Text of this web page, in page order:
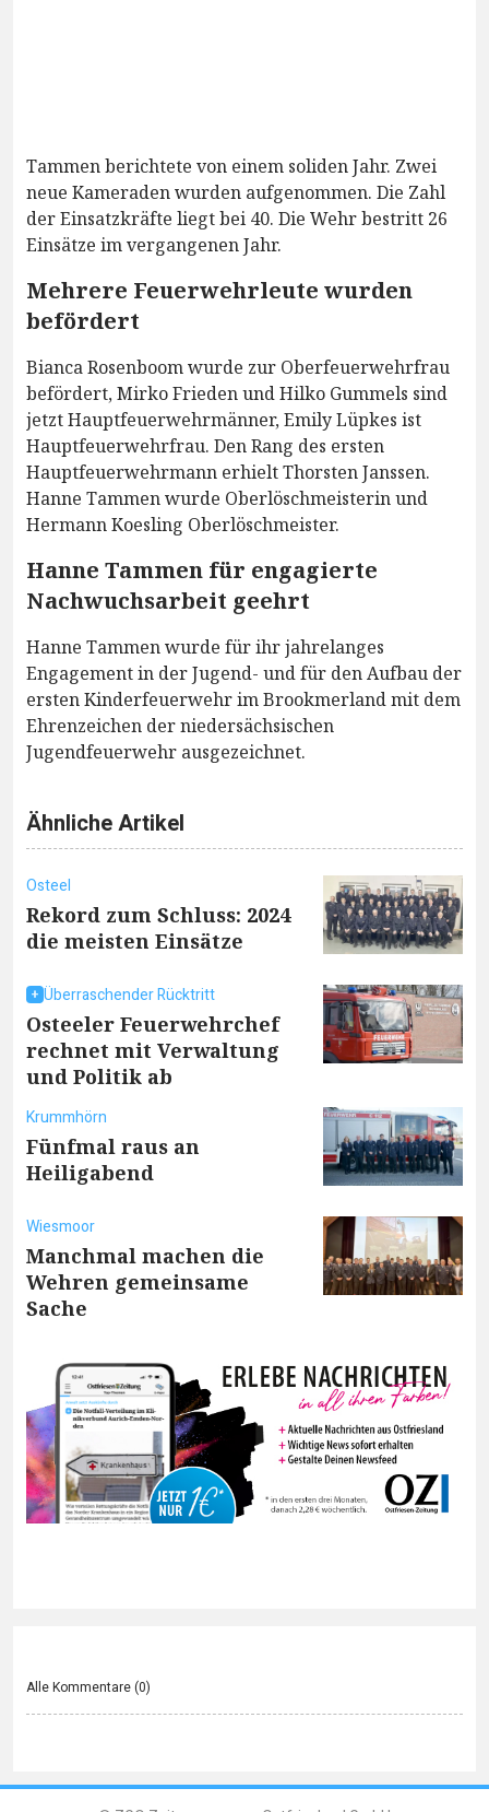
Tammen berichtete von einem soliden Jahr. Zwei
neue Kameraden wurden aufgenommen. Die Zahl
der Einsatzkräfte liegt bei 40. Die Wehr bestritt 26
Einsätze im vergangenen Jahr.
Mehrere Feuerwehrleute wurden
befördert
Bianca Rosenboom wurde zur Oberfeuerwehrfrau
befördert, Mirko Frieden und Hilko Gummels sind
jetzt Hauptfeuerwehrmänner, Emily Lüpkes ist
Hauptfeuerwehrfrau. Den Rang des ersten
Hauptfeuerwehrmann erhielt Thorsten Janssen.
Hanne Tammen wurde Oberlöschmeisterin und
Hermann Koesling Oberlöschmeister.
Hanne Tammen für engagierte
Nachwuchsarbeit geehrt
Hanne Tammen wurde für ihr jahrelanges
Engagement in der Jugend- und für den Aufbau der
ersten Kinderfeuerwehr im Brookmerland mit dem
Ehrenzeichen der niedersächsischen
Jugendfeuerwehr ausgezeichnet.
Ähnliche Artikel
Osteel
Rekord zum Schluss: 2024
die meisten Einsätze
Überraschender Rücktritt
Osteeler Feuerwehrchef
rechnet mit Verwaltung
und Politik ab
Krummhörn
Fünfmal raus an
Heiligabend
Wiesmoor
Manchmal machen die
Wehren gemeinsame
Sache
Alle Kommentare (0)